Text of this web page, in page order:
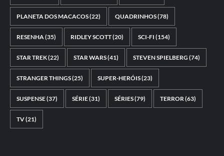
PLANETA DOS MACACOS(22) QUADRINHOS(78)
RESENHA(35) RIDLEY SCOTT(20) SCI-FI (154)
STAR TREK(22) STAR WARS(41) STEVEN SPIELBERG (74)
STRANGER THINGS(25) SUPER-HERÓIS(23)
SUSPENSE(37) SÉRIE(31) SÉRIES(79) TERROR(63)
TV(21)